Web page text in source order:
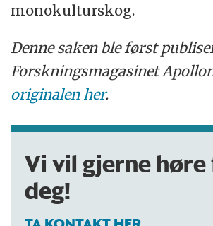
monokulturskog.
Denne saken ble først
Forskningsmagasinet
originalen her.
Vi vil gjerne høre
deg!